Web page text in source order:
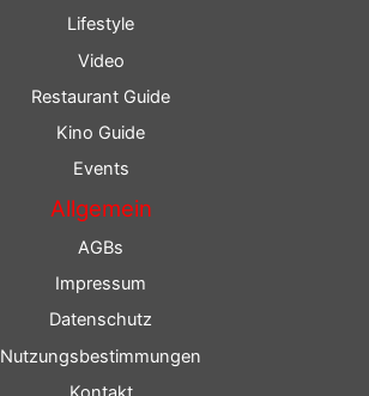
Lifestyle
Video
Restaurant Guide
Kino Guide
Events
Allgemein
AGBs
Impressum
Datenschutz
Nutzungsbestimmungen